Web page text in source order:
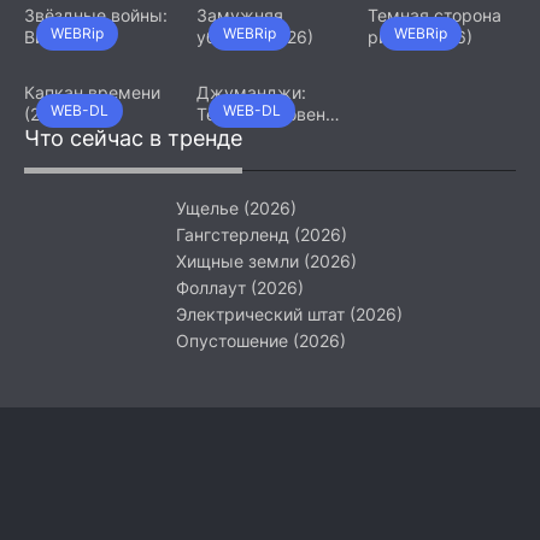
WEBRip
Звёздные войны:
Видения.
WEBRip
Замужняя
убийца (2026)
WEBRip
Темная сторона
ринга (2026)
WEB-DL
Капкан времени
(2026)
WEB-DL
Джуманджи:
Тёмный уровень
(2026)
Что сейчас в тренде
Ущелье (2026)
Гангстерленд (2026)
Хищные земли (2026)
Фоллаут (2026)
Электрический штат (2026)
Опустошение (2026)